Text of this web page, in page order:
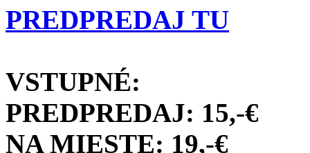
PREDPREDAJ TU
VSTUPNÉ:
PREDPREDAJ: 15,-€
NA MIESTE: 19,-€